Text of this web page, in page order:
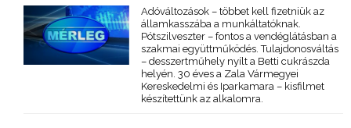
Adóváltozások – többet kell fizetniük az
államkasszába a munkáltatóknak.
Pótszilveszter – fontos a vendéglátásban a
szakmai együttműködés. Tulajdonosváltás
– desszertműhely nyílt a Betti cukrászda
helyén. 30 éves a Zala Vármegyei
Kereskedelmi és Iparkamara – kisfilmet
készítettünk az alkalomra.